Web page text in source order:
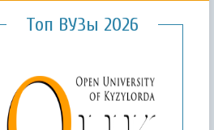
Топ ВУЗы 2026